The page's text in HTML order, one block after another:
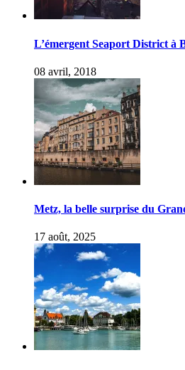
L’émergent Seaport District à
08 avril, 2018
Metz, la belle surprise du
17 août, 2025